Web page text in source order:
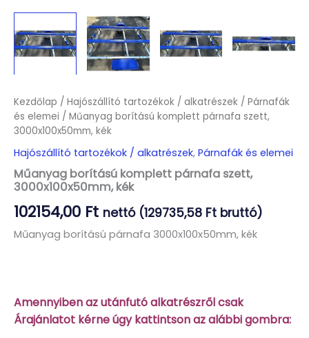
Kezdőlap / Hajószállító tartozékok / alkatrészek / Párnafák
és elemei / Műanyag borítású komplett párnafa szett,
3000x100x50mm, kék
Hajószállító tartozékok / alkatrészek, Párnafák és elemei
Műanyag borítású komplett párnafa szett,
3000x100x50mm, kék
102154,00 Ft nettó (129735,58 Ft bruttó)
Műanyag borítású párnafa 3000x100x50mm, kék
Amennyiben az utánfutó alkatrészről csak
Árajánlatot kérne úgy kattintson az alábbi gombra: